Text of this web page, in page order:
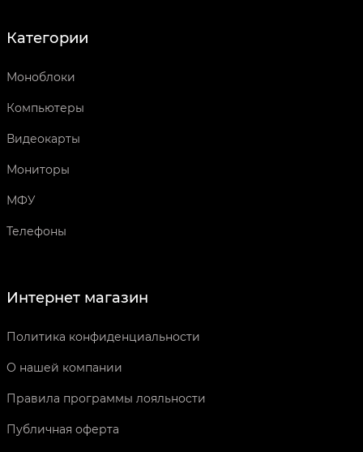
Категории
Моноблоки
Компьютеры
Видеокарты
Мониторы
МФУ
Телефоны
Интернет магазин
Политика конфиденциальности
О нашей компании
Правила программы лояльности
Публичная оферта